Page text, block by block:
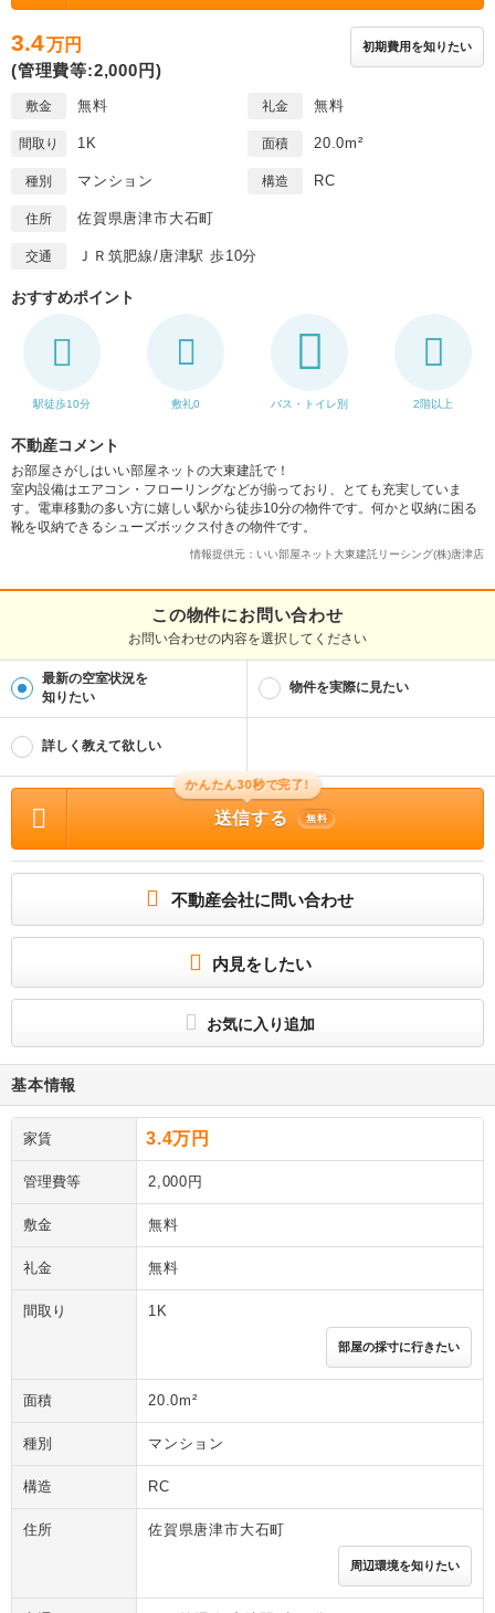
3.4万円
(管理費等:2,000円)
初期費用を知りたい
敷金 無料 礼金 無料
間取り 1K 面積 20.0m²
種別 マンション 構造 RC
住所 佐賀県唐津市大石町
交通 ＪＲ筑肥線/唐津駅 歩10分
おすすめポイント
駅徒歩10分 敷礼0 バス・トイレ別 2階以上
不動産コメント
お部屋さがしはいい部屋ネットの大東建託で！
室内設備はエアコン・フローリングなどが揃っており、とても充実していま
す。電車移動の多い方に嬉しい駅から徒歩10分の物件です。何かと収納に困る
靴を収納できるシューズボックス付きの物件です。
情報提供元：いい部屋ネット大東建託リーシング(株)唐津店
この物件にお問い合わせ
お問い合わせの内容を選択してください
最新の空室状況を
知りたい
物件を実際に見たい
詳しく教えて欲しい
かんたん30秒で完了!
送信する 無料
不動産会社に問い合わせ
内見をしたい
お気に入り追加
基本情報
家賃 3.4万円
管理費等 2,000円
敷金 無料
礼金 無料
間取り 1K
部屋の採寸に行きたい
面積 20.0m²
種別 マンション
構造 RC
住所 佐賀県唐津市大石町
周辺環境を知りたい